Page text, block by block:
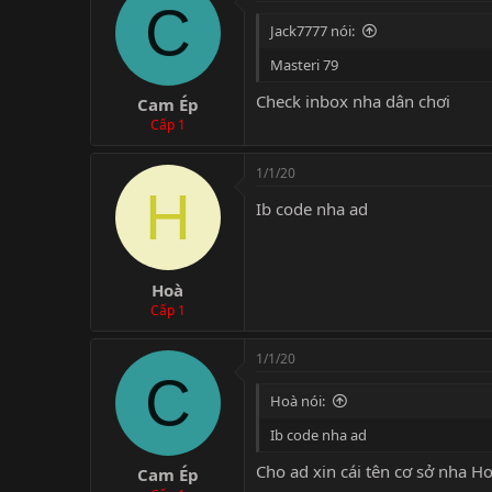
C
Cam Ép
Cấp 1
Jack7777 nói:
Masteri 79
Check inbox nha dân chơi
H
Hoà
Cấp 1
1/1/20
Ib code nha ad
C
Cam Ép
1/1/20
Hoà nói:
Ib code nha ad
Cho ad xin cái tên cơ sở nha